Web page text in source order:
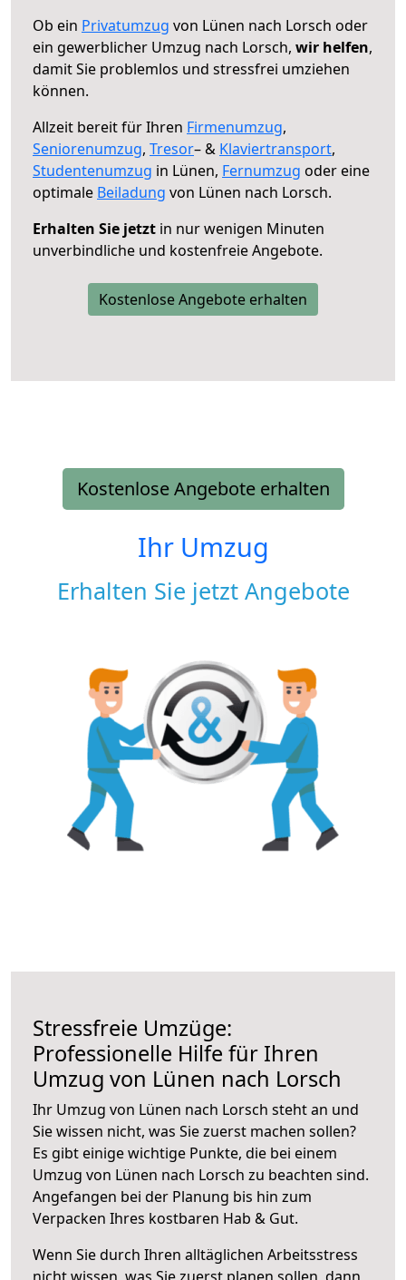
Ob ein Privatumzug von Lünen nach Lorsch oder
ein gewerblicher Umzug nach Lorsch, wir helfen,
damit Sie problemlos und stressfrei umziehen
können.
Allzeit bereit für Ihren Firmenumzug,
Seniorenumzug, Tresor– & Klaviertransport,
Studentenumzug in Lünen, Fernumzug oder eine
optimale Beiladung von Lünen nach Lorsch.
Erhalten Sie jetzt in nur wenigen Minuten
unverbindliche und kostenfreie Angebote.
Kostenlose Angebote erhalten
Kostenlose Angebote erhalten
Ihr Umzug
Erhalten Sie jetzt Angebote
Stressfreie Umzüge:
Professionelle Hilfe für Ihren
Umzug von Lünen nach Lorsch
Ihr Umzug von Lünen nach Lorsch steht an und
Sie wissen nicht, was Sie zuerst machen sollen?
Es gibt einige wichtige Punkte, die bei einem
Umzug von Lünen nach Lorsch zu beachten sind.
Angefangen bei der Planung bis hin zum
Verpacken Ihres kostbaren Hab & Gut.
Wenn Sie durch Ihren alltäglichen Arbeitsstress